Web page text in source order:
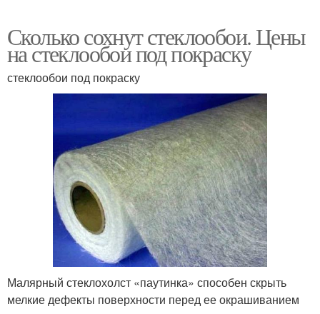
Сколько сохнут стеклообои. Цены
на стеклообои под покраску
стеклообои под покраску
Малярный стеклохолст «паутинка» способен скрыть
мелкие дефекты поверхности перед ее окрашиванием